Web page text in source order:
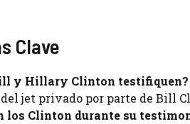
Clave
y Hillary Clinton testifiquen?
jet privado por parte de Bill
los Clinton durante su